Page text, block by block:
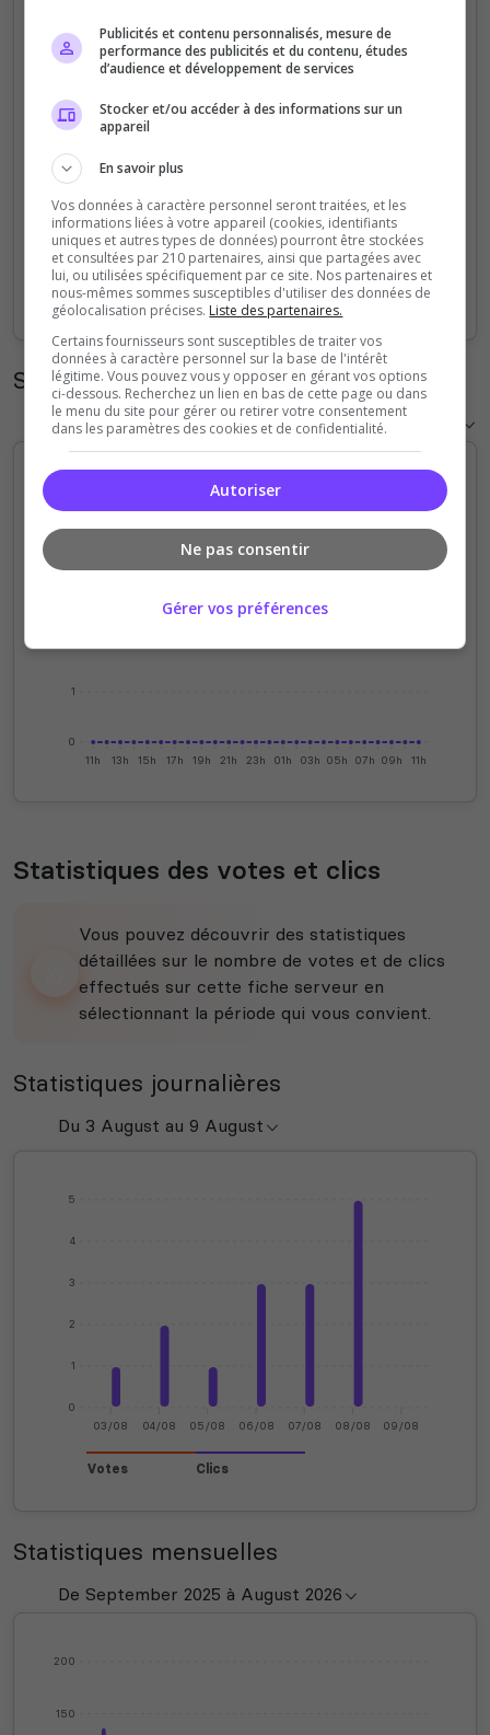
0
1
2
3
Sep Oct Nov Dec Jan Feb Mar Apr May Jun Jul Aug
Statistiques horaires
0
1
11h 13h 15h 17h 19h 21h 23h 01h 03h 05h 07h 09h 11h
Statistiques des votes et clics
Vous pouvez découvrir des statistiques
détaillées sur le nombre de votes et de clics
effectués sur cette fiche serveur en
sélectionnant la période qui vous convient.
Statistiques journalières
0
1
2
3
4
5
03/08 04/08 05/08 06/08 07/08 08/08 09/08
Votes Clics
Statistiques mensuelles
150
200
Publicités et contenu personnalisés, mesure de
performance des publicités et du contenu, études
d’audience et développement de services
Stocker et/ou accéder à des informations sur un
appareil
En savoir plus
Vos données à caractère personnel seront traitées, et les
informations liées à votre appareil (cookies, identifiants
uniques et autres types de données) pourront être stockées
et consultées par 210 partenaires, ainsi que partagées avec
lui, ou utilisées spécifiquement par ce site. Nos partenaires et
nous-mêmes sommes susceptibles d'utiliser des données de
géolocalisation précises. Liste des partenaires.
Certains fournisseurs sont susceptibles de traiter vos
données à caractère personnel sur la base de l'intérêt
légitime. Vous pouvez vous y opposer en gérant vos options
ci-dessous. Recherchez un lien en bas de cette page ou dans
le menu du site pour gérer ou retirer votre consentement
dans les paramètres des cookies et de confidentialité.
Autoriser
Ne pas consentir
Gérer vos préférences